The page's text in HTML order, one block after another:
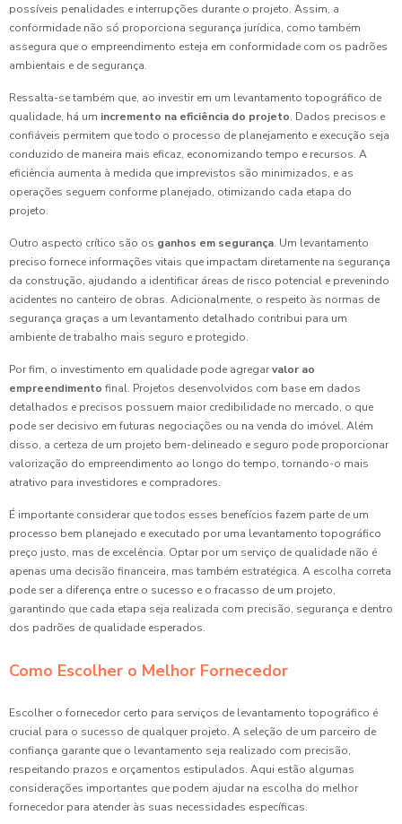
possíveis penalidades e interrupções durante o projeto. Assim, a
conformidade não só proporciona segurança jurídica, como também
assegura que o empreendimento esteja em conformidade com os padrões
ambientais e de segurança.
Ressalta-se também que, ao investir em um levantamento topográfico de
qualidade, há um incremento na eficiência do projeto. Dados precisos e
confiáveis permitem que todo o processo de planejamento e execução seja
conduzido de maneira mais eficaz, economizando tempo e recursos. A
eficiência aumenta à medida que imprevistos são minimizados, e as
operações seguem conforme planejado, otimizando cada etapa do
projeto.
Outro aspecto crítico são os ganhos em segurança. Um levantamento
preciso fornece informações vitais que impactam diretamente na segurança
da construção, ajudando a identificar áreas de risco potencial e prevenindo
acidentes no canteiro de obras. Adicionalmente, o respeito às normas de
segurança graças a um levantamento detalhado contribui para um
ambiente de trabalho mais seguro e protegido.
Por fim, o investimento em qualidade pode agregarvalor ao
empreendimento final. Projetos desenvolvidos com base em dados
detalhados e precisos possuem maior credibilidade no mercado, o que
pode ser decisivo em futuras negociações ou na venda do imóvel. Além
disso, a certeza de um projeto bem-delineado e seguro pode proporcionar
valorização do empreendimento ao longo do tempo, tornando-o mais
atrativo para investidores e compradores.
É importante considerar que todos esses benefícios fazem parte de um
processo bem planejado e executado por uma levantamento topográfico
preço justo, mas de excelência. Optar por um serviço de qualidade não é
apenas uma decisão financeira, mas também estratégica. A escolha correta
pode ser a diferença entre o sucesso e o fracasso de um projeto,
garantindo que cada etapa seja realizada com precisão, segurança e dentro
dos padrões de qualidade esperados.
Como Escolher o Melhor Fornecedor
Escolher o fornecedor certo para serviços de levantamento topográfico é
crucial para o sucesso de qualquer projeto. A seleção de um parceiro de
confiança garante que o levantamento seja realizado com precisão,
respeitando prazos e orçamentos estipulados. Aqui estão algumas
considerações importantes que podem ajudar na escolha do melhor
fornecedor para atender às suas necessidades específicas.